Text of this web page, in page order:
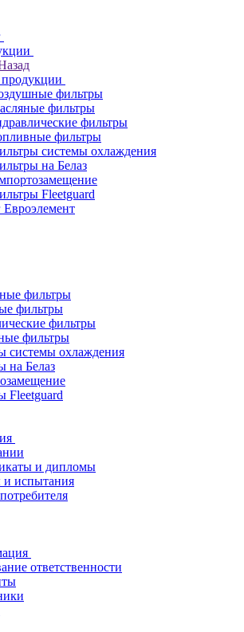
фильтры
фильтры
фильтры
фильтры
системы охлаждения
на Белаз
Fleetguard
Евроэлемент
фильтры
фильтры
фильтры
фильтры
системы охлаждения
на Белаз
Fleetguard
и дипломы
испытания
ответственности